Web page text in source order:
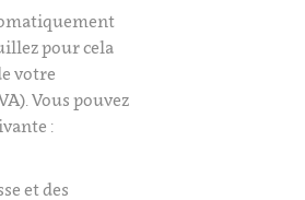
pour cela
votre
Vous pouvez
:
et des